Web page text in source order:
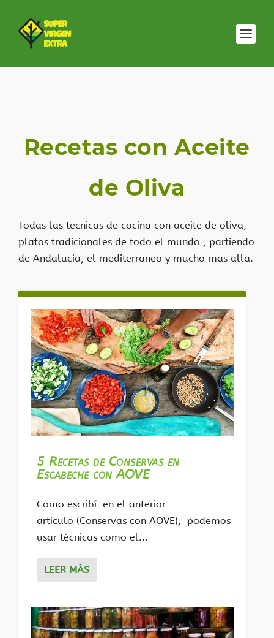
Recetas con Aceite
de Oliva
Todas las tecnicas de cocina con aceite de oliva,
platos tradicionales de todo el mundo , partiendo
de Andalucia, el mediterraneo y mucho mas alla.
5 Recetas de Conservas en
Escabeche con AOVE
Como escribí en el anterior
articulo (Conservas con AOVE), podemos
usar técnicas como el...
LEER MÁS